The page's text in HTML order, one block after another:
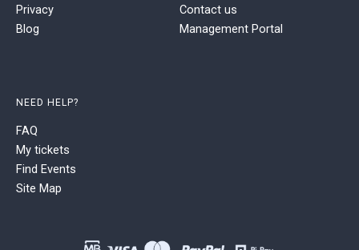
Privacy
Blog
Contact us
Management Portal
NEED HELP?
FAQ
My tickets
Find Events
Site Map